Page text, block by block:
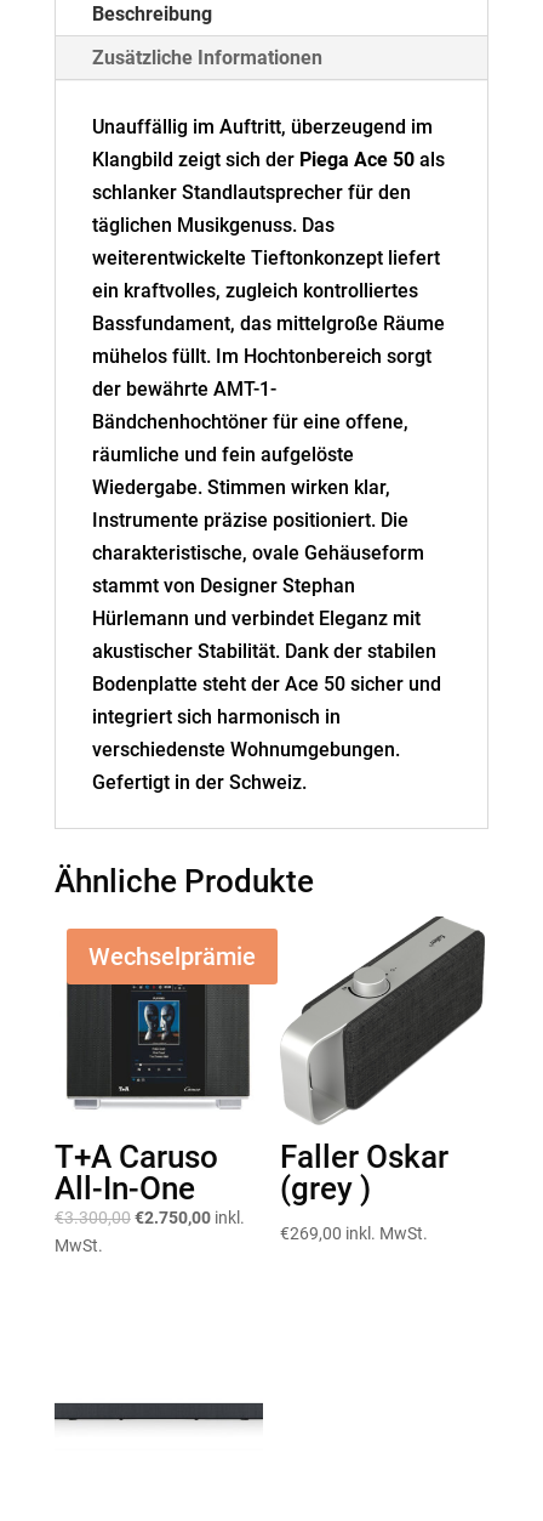
Beschreibung
Zusätzliche Informationen
Unauffällig im Auftritt, überzeugend im
Klangbild zeigt sich der Piega Ace 50als
schlanker Standlautsprecher für den
täglichen Musikgenuss. Das
weiterentwickelte Tieftonkonzept liefert
ein kraftvolles, zugleich kontrolliertes
Bassfundament, das mittelgroße Räume
mühelos füllt. Im Hochtonbereich sorgt
der bewährte AMT-1-
Bändchenhochtöner für eine offene,
räumliche und fein aufgelöste
Wiedergabe. Stimmen wirken klar,
Instrumente präzise positioniert. Die
charakteristische, ovale Gehäuseform
stammt von Designer Stephan
Hürlemann und verbindet Eleganz mit
akustischer Stabilität. Dank der stabilen
Bodenplatte steht der Ace 50 sicher und
integriert sich harmonisch in
verschiedenste Wohnumgebungen.
Gefertigt in der Schweiz.
Ähnliche Produkte
Wechselprämie
T+A Caruso
All-In-One
€3.300,00 Ursprünglicher
€2.750,00Aktueller
inkl.
MwSt.
Faller Oskar
(grey )
€269,00 inkl. MwSt.